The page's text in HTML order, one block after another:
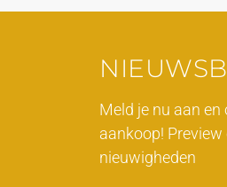
Meld je nu aan
aankoop!
nieuwigheden